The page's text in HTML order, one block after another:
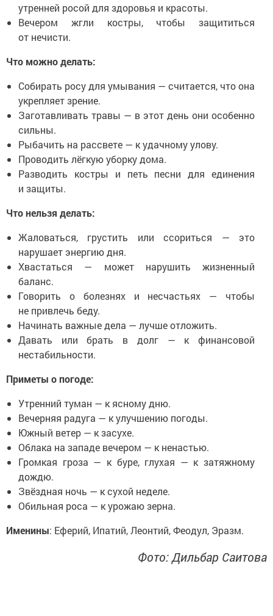
утренней росой для здоровья и красоты.
Вечером жгли костры, чтобы защититься
от нечисти.
Что можно делать:
Собирать росу для умывания — считается, что она
укрепляет зрение.
Заготавливать травы — в этот день они особенно
сильны.
Рыбачить на рассвете — к удачному улову.
Проводить лёгкую уборку дома.
Разводить костры и петь песни для единения
и защиты.
Что нельзя делать:
Жаловаться, грустить или ссориться — это
нарушает энергию дня.
Хвастаться — может нарушить жизненный
баланс.
Говорить о болезнях и несчастьях — чтобы
не привлечь беду.
Начинать важные дела — лучше отложить.
Давать или брать в долг — к финансовой
нестабильности.
Приметы о погоде:
Утренний туман — к ясному дню.
Вечерняя радуга — к улучшению погоды.
Южный ветер — к засухе.
Облака на западе вечером — к ненастью.
Громкая гроза — к буре, глухая — к затяжному
дождю.
Звёздная ночь — к сухой неделе.
Обильная роса — к урожаю зерна.
Именины: Еферий, Ипатий, Леонтий, Феодул, Эразм.
Фото: Дильбар Саитова